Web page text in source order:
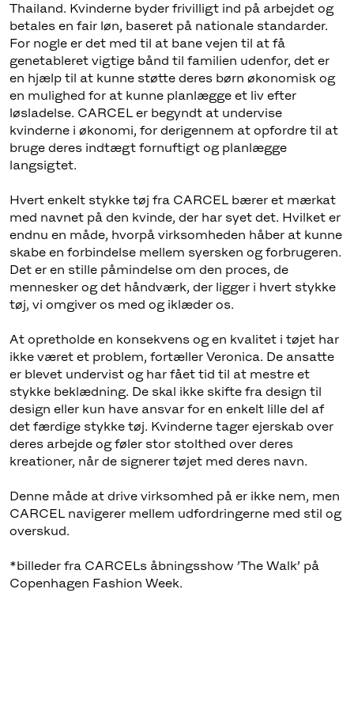
Thailand. Kvinderne byder frivilligt ind på arbejdet og
betales en fair løn, baseret på nationale standarder.
For nogle er det med til at bane vejen til at få
genetableret vigtige bånd til familien udenfor, det er
en hjælp til at kunne støtte deres børn økonomisk og
en mulighed for at kunne planlægge et liv efter
løsladelse. CARCEL er begyndt at undervise
kvinderne i økonomi, for derigennem at opfordre til at
bruge deres indtægt fornuftigt og planlægge
langsigtet.
Hvert enkelt stykke tøj fra CARCEL bærer et mærkat
med navnet på den kvinde, der har syet det. Hvilket er
endnu en måde, hvorpå virksomheden håber at kunne
skabe en forbindelse mellem syersken og forbrugeren.
Det er en stille påmindelse om den proces, de
mennesker og det håndværk, der ligger i hvert stykke
tøj, vi omgiver os med og iklæder os.
At opretholde en konsekvens og en kvalitet i tøjet har
ikke været et problem, fortæller Veronica. De ansatte
er blevet undervist og har fået tid til at mestre et
stykke beklædning. De skal ikke skifte fra design til
design eller kun have ansvar for en enkelt lille del af
det færdige stykke tøj. Kvinderne tager ejerskab over
deres arbejde og føler stor stolthed over deres
kreationer, når de signerer tøjet med deres navn.
Denne måde at drive virksomhed på er ikke nem, men
CARCEL navigerer mellem udfordringerne med stil og
overskud.
*billeder fra CARCELs åbningsshow ’The Walk’ på
Copenhagen Fashion Week.